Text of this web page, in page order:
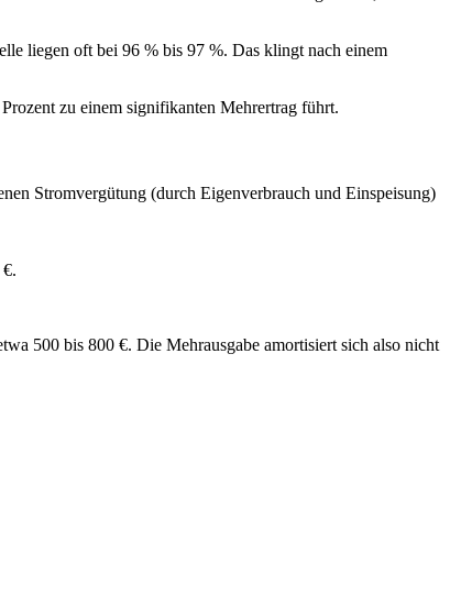
liegen oft bei 96 % bis 97 %. Das klingt nach einem
zu einem signifikanten Mehrertrag führt.
Stromvergütung (durch Eigenverbrauch und Einspeisung)
500 bis 800 €. Die Mehrausgabe amortisiert sich also nicht